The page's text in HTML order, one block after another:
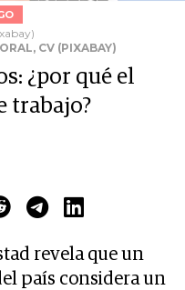
CV (PIXABAY)
¿por qué el
trabajo?
revela que un
país considera un